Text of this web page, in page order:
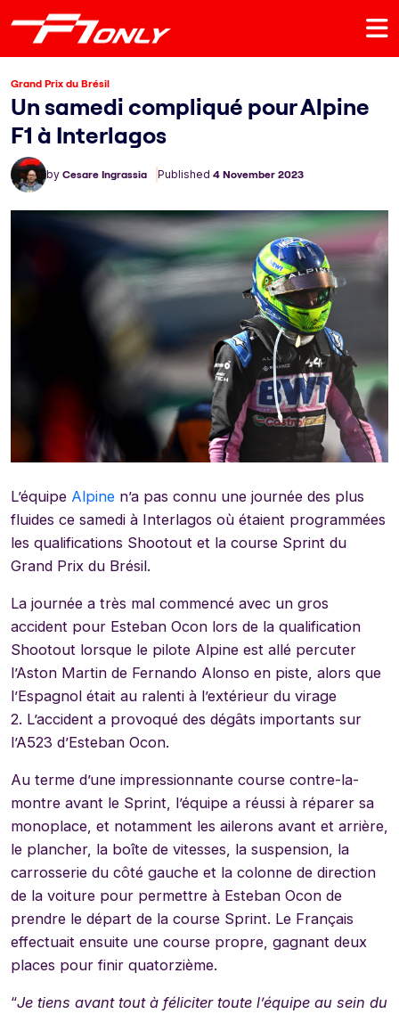
Grand Prix du Brésil
Un samedi compliqué pour Alpine
F1 à Interlagos
by Cesare Ingrassia Published 4 November 2023
L’équipe Alpine n’a pas connu une journée des plus
fluides ce samedi à Interlagos où étaient programmées
les qualifications Shootout et la course Sprint du
Grand Prix du Brésil.
La journée a très mal commencé avec un gros
accident pour Esteban Ocon lors de la qualification
Shootout lorsque le pilote Alpine est allé percuter
l’Aston Martin de Fernando Alonso en piste, alors que
l’Espagnol était au ralenti à l’extérieur du virage
2. L’accident a provoqué des dégâts importants sur
l’A523 d’Esteban Ocon.
Au terme d’une impressionnante course contre-la-
montre avant le Sprint, l’équipe a réussi à réparer sa
monoplace, et notamment les ailerons avant et arrière,
le plancher, la boîte de vitesses, la suspension, la
carrosserie du côté gauche et la colonne de direction
de la voiture pour permettre à Esteban Ocon de
prendre le départ de la course Sprint. Le Français
effectuait ensuite une course propre, gagnant deux
places pour finir quatorzième.
“Je tiens avant tout à féliciter toute l’équipe au sein du